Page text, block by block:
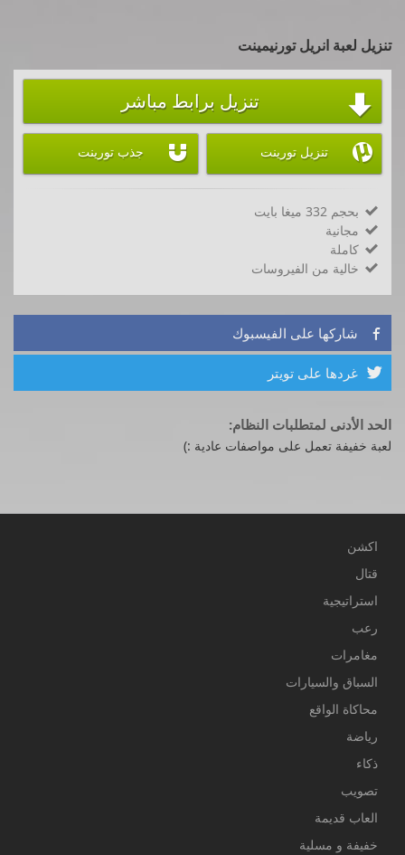
تنزيل لعبة انريل تورنيمينت
 تنزيل برابط مباشر
 تنزيل تورينت  جذب تورينت
 بحجم 332 ميغا بايت
 مجانية
 كاملة
 خالية من الفيروسات
 شاركها على الفيسبوك
 غردها على تويتر
الحد الأدنى لمتطلبات النظام:
لعبة خفيفة تعمل على مواصفات عادية :)
اكشن
قتال
استراتيجية
رعب
مغامرات
السباق والسيارات
محاكاة الواقع
رياضة
ذكاء
تصويب
العاب قديمة
خفيفة و مسلية